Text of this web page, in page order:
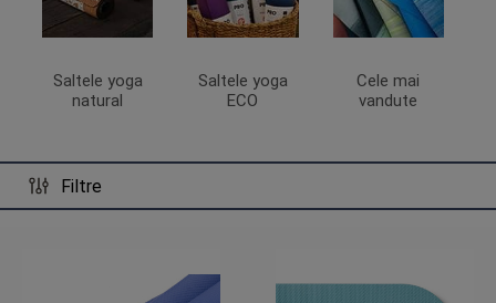
Saltele yoga
natural
Saltele yoga
ECO
Cele mai
vandute
Filtre